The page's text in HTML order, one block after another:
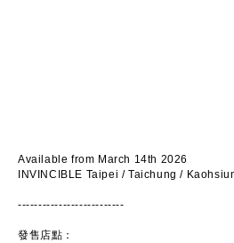
Available from March 14th 2026
INVINCIBLE Taipei / Taichung /
--------------------------
發售店點：